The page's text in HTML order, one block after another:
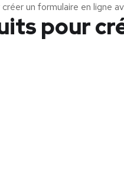
un formulaire en ligne
pour